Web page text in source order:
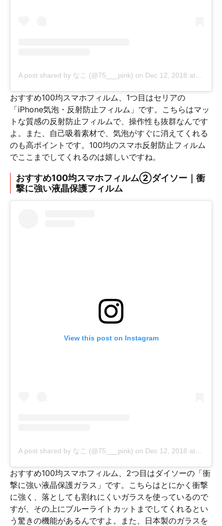
A post shared by なこ (@75___pink) on Dec 12, 2018 at 7:26pm PST
おすすめ100均スマホフィルム、1つ目はセリアの
「iPhone気泡・反射防止フィルム」です。こちらはマッ
トな質感の反射防止フィルムで、操作性も抜群なんです
よ。また、自己吸着素材で、気泡がすぐに消えてくれる
のも高ポイントです。100均のスマホ反射防止フィルム
でここまでしてくれるのは嬉しいですね。
おすすめ100均スマホフィルム②ダイソー｜衝
撃に強い液晶保護フィルム
View this post on Instagram
A post shared by なこ (@75___pink) on Dec 12, 2018 at 6:54pm PST
おすすめ100均スマホフィルム、2つ目はダイソーの「衝
撃に強い液晶保護ガラス」です。こちらはとにかく衝撃
に強く、落としても割れにくいガラスを使っているので
すが、その上にブルーライトカットまでしてくれるとい
う驚きの機能があるんですよ。また、日本製のガラスを